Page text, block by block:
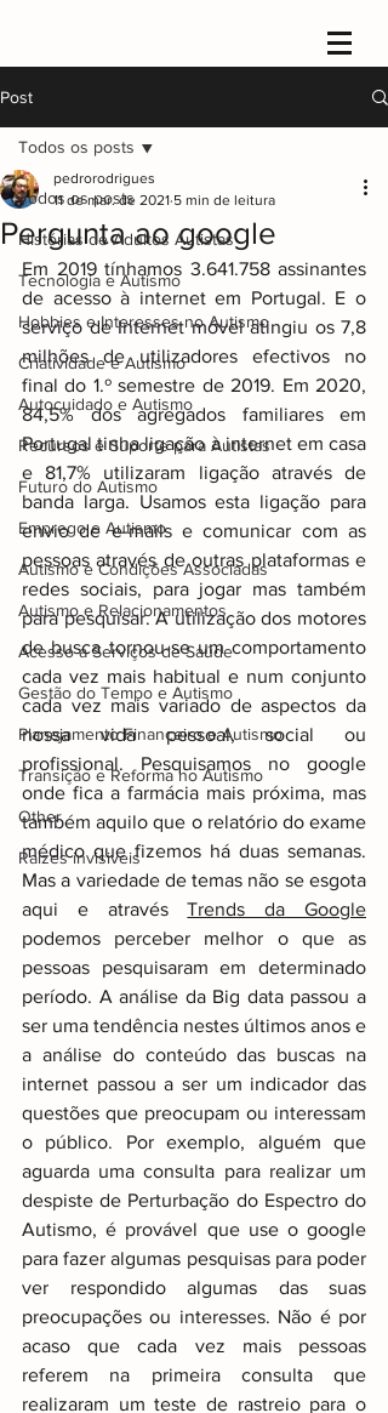
Post
Todos os posts
Histórias de Adultos Autistas
Tecnologia e Autismo
Hobbies e Interesses no Autismo
Criatividade e Autismo
Autocuidado e Autismo
Recursos e Suporte para Autistas
Futuro do Autismo
Emprego e Autismo
Autismo e Condições Associadas
Autismo e Relacionamentos
Acesso a Serviços de Saúde
Gestão do Tempo e Autismo
Planejamento Financeiro e Autismo
Transição e Reforma no Autismo
Other
Raizes invisiveis
Todos os posts
Pergunta ao google
pedrorodrigues
11 de mar. de 2021 5 min de leitura
Em 2019 tínhamos 3.641.758 assinantes
de acesso à internet em Portugal. E o
serviço de Internet móvel atingiu os 7,8
milhões de utilizadores efectivos no
final do 1.º semestre de 2019. Em 2020,
84,5% dos agregados familiares em
Portugal tinha ligação à internet em casa
e 81,7% utilizaram ligação através de
banda larga. Usamos esta ligação para
envio de e-mails e comunicar com as
pessoas através de outras plataformas e
redes sociais, para jogar mas também
para pesquisar. A utilização dos motores
de busca tornou-se um comportamento
cada vez mais habitual e num conjunto
cada vez mais variado de aspectos da
nossa vida pessoal, social ou
profissional. Pesquisamos no google
onde fica a farmácia mais próxima, mas
também aquilo que o relatório do exame
médico que fizemos há duas semanas.
Mas a variedade de temas não se esgota
aqui e através Trends da Google
podemos perceber melhor o que as
pessoas pesquisaram em determinado
período. A análise da Big data passou a
ser uma tendência nestes últimos anos e
a análise do conteúdo das buscas na
internet passou a ser um indicador das
questões que preocupam ou interessam
o público. Por exemplo, alguém que
aguarda uma consulta para realizar um
despiste de Perturbação do Espectro do
Autismo, é provável que use o google
para fazer algumas pesquisas para poder
ver respondido algumas das suas
preocupações ou interesses. Não é por
acaso que cada vez mais pessoas
referem na primeira consulta que
realizaram um teste de rastreio para o